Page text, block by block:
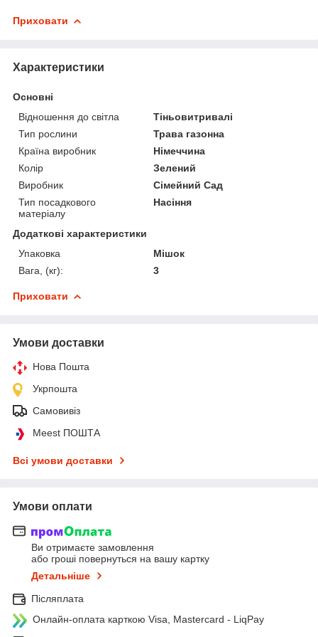
Приховати
Характеристики
Основні
Відношення до світла
Тіньовитривалі
Тип рослини
Трава газонна
Країна виробник
Німеччина
Колір
Зелений
Виробник
Сімейний Сад
Тип посадкового
матеріалу
Насіння
Додаткові характеристики
Упаковка
Мішок
Вага, (кг):
3
Приховати
Умови доставки
Нова Пошта
Укрпошта
Самовивіз
Meest ПОШТА
Всі умови доставки
Умови оплати
Ви отримаєте замовлення
або гроші повернуться на вашу картку
Детальніше
Післяплата
Онлайн-оплата карткою Visa, Mastercard - LiqPay